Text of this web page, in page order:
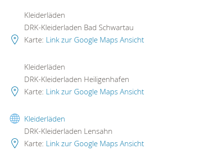
Kleiderläden
DRK-Kleiderladen Bad Schwartau
Karte: Link zur Google Maps Ansicht
Kleiderläden
DRK-Kleiderladen Heiligenhafen
Karte: Link zur Google Maps Ansicht
Kleiderläden
DRK-Kleiderladen Lensahn
Karte: Link zur Google Maps Ansicht